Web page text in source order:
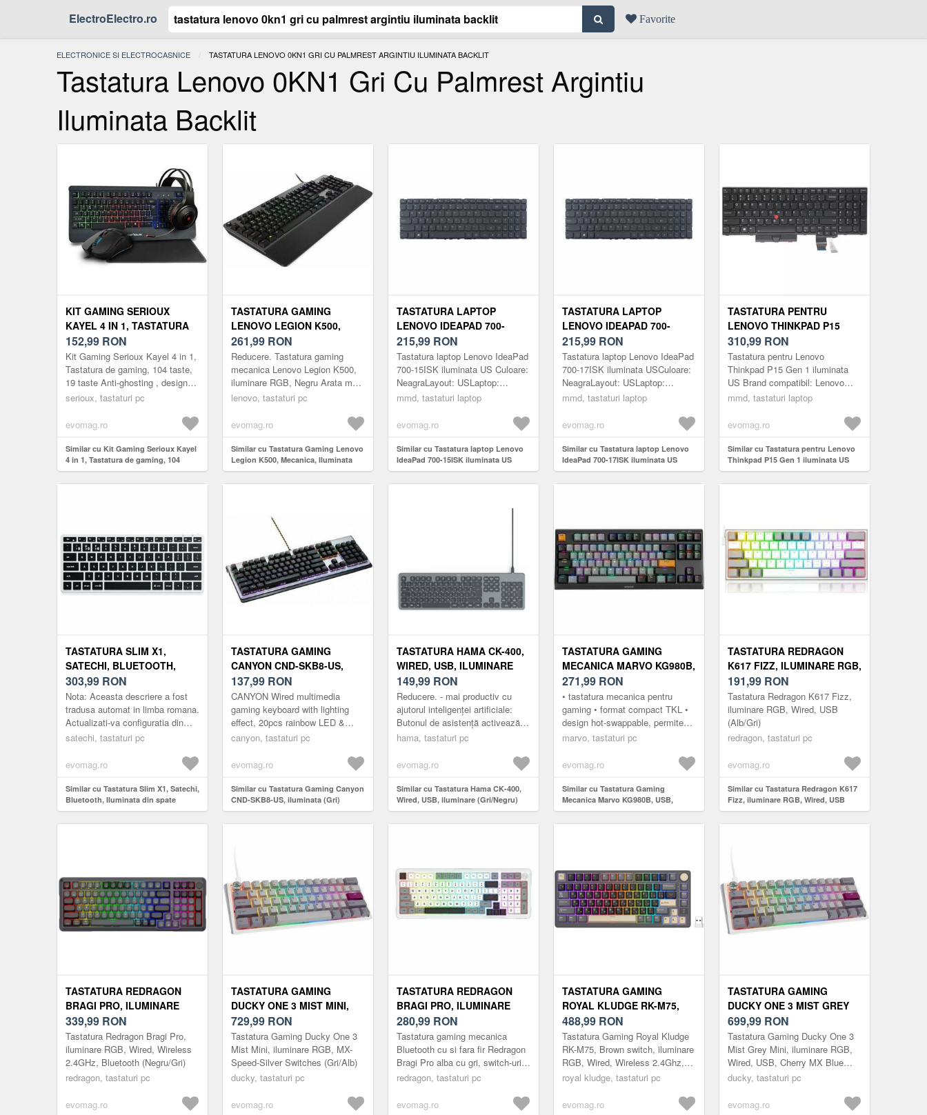
ElectroElectro.ro Favorite
ELECTRONICE SI ELECTROCASNICE ACTUAL:
TASTATURA LENOVO 0KN1 GRI CU PALMREST ARGINTIU ILUMINATA BACKLIT
Tastatura Lenovo 0KN1 Gri Cu Palmrest Argintiu
Iluminata Backlit
KIT GAMING SERIOUX
KAYEL 4 IN 1, TASTATURA
DE GAMING, 104 TASTE, 19
TASTE ANTI-GHOSTING ,
DESIGN SLIM, ILUMINARE
RAINBOW, STRUCTURA
METALICA GRI, TASTE
REST, CABLU USB 1.5M
MOUSE GAMING, SENZOR
SUNPLUS 199, 800-
152,99 RON
Kit Gaming Serioux Kayel 4 in 1,
Tastatura de gaming, 104 taste,
19 taste Anti-ghosting , design
slim, iluminare rainbow, structura
serioux, tastaturi pc
evomag.ro
Similar cu Kit Gaming Serioux Kayel
4 in 1, Tastatura de gaming, 104
taste, 19 taste Anti-ghosting ,
design slim, iluminare rainbow,
TASTATURA GAMING
LENOVO LEGION K500,
MECANICA, ILUMINATA
RGB, USB (NEGRU)
261,99 RON
Reducere. Tastatura gaming
mecanica Lenovo Legion K500,
iluminare RGB, Negru Arata mai
bine. Joaca mai bine Premium si
K500 ...
lenovo, tastaturi pc
evomag.ro
Similar cu Tastatura Gaming Lenovo
Legion K500, Mecanica, Iluminata
RGB, USB (Negru)
TASTATURA LAPTOP
LENOVO IDEAPAD 700-
15ISK ILUMINATA US
215,99 RON
Tastatura laptop Lenovo IdeaPad
700-15ISK iluminata US Culoare:
NeagraLayout: USLaptop:
15.6inchGreutate: 200gCod
MMDLENOVO3611BUSNota-
mmd, tastaturi laptop
evomag.ro
Similar cu Tastatura laptop Lenovo
IdeaPad 700-15ISK iluminata US
TASTATURA LAPTOP
LENOVO IDEAPAD 700-
17ISK ILUMINATA US
215,99 RON
Tastatura laptop Lenovo IdeaPad
700-17ISK iluminata USCuloare:
NeagraLayout: USLaptop:
17.3inchGreutate: 200gCod
MMDLENOVO3611BUSNota-
mmd, tastaturi laptop
evomag.ro
Similar cu Tastatura laptop Lenovo
IdeaPad 700-17ISK iluminata US
TASTATURA PENTRU
LENOVO THINKPAD P15
GEN 1 ILUMINATA US
310,99 RON
Tastatura pentru Lenovo
Thinkpad P15 Gen 1 iluminata
US Brand compatibil: Lenovo
Layout / Limba tastatura: US
tasta...
mmd, tastaturi laptop
evomag.ro
Similar cu Tastatura pentru Lenovo
Thinkpad P15 Gen 1 iluminata US
TASTATURA SLIM X1,
SATECHI, BLUETOOTH,
ILUMINATA DIN SPATE
(ARGINTIU/NEGRU)
303,99 RON
Nota: Aceasta descriere a fost
tradusa automat in limba romana.
Actualizati-va configuratia din
mers cu tastatura retroiluminata
satechi, tastaturi pc
evomag.ro
Similar cu Tastatura Slim X1, Satechi,
Bluetooth, Iluminata din spate
(Argintiu/Negru)
TASTATURA GAMING
CANYON CND-SKB8-US,
ILUMINATA (GRI)
137,99 RON
CANYON Wired multimedia
gaming keyboard with lighting
effect, 20pcs rainbow LED &
19pcs RGB light, Numbers
layout, cab...
canyon, tastaturi pc
evomag.ro
Similar cu Tastatura Gaming Canyon
CND-SKB8-US, iluminata (Gri)
TASTATURA HAMA CK-400,
WIRED, USB, ILUMINARE
(GRI/NEGRU)
149,99 RON
Reducere. - mai productiv cu
ajutorul inteligenței artificiale:
Butonul de asistență activează
asistentul IA pentru diverse
cerc...
hama, tastaturi pc
evomag.ro
Similar cu Tastatura Hama CK-400,
Wired, USB, iluminare (Gri/Negru)
TASTATURA GAMING
MECANICA MARVO KG980B,
USB, ILUMINARE RGB
(NEGRU/GRI)
271,99 RON
• tastatura mecanica pentru
gaming • format compact TKL •
design hot-swappable, permite
personalizarea cu alte contacte
marvo, tastaturi pc
evomag.ro
Similar cu Tastatura Gaming
Mecanica Marvo KG980B, USB,
iluminare RGB (Negru/Gri)
TASTATURA REDRAGON
K617 FIZZ, ILUMINARE RGB,
WIRED, USB (ALB/GRI)
191,99 RON
Tastatura Redragon K617 Fizz,
iluminare RGB, Wired, USB
(Alb/Gri)
redragon, tastaturi pc
evomag.ro
Similar cu Tastatura Redragon K617
Fizz, iluminare RGB, Wired, USB
(Alb/Gri)
TASTATURA REDRAGON
BRAGI PRO, ILUMINARE
RGB, WIRED, WIRELESS
2.4GHZ, BLUETOOTH
(NEGRU/GRI)
339,99 RON
Tastatura Redragon Bragi Pro,
iluminare RGB, Wired, Wireless
2.4GHz, Bluetooth (Negru/Gri)
redragon, tastaturi pc
evomag.ro
TASTATURA GAMING
DUCKY ONE 3 MIST MINI,
ILUMINARE RGB, MX-
SPEED-SILVER SWITCHES
(GRI/ALB)
729,99 RON
Tastatura Gaming Ducky One 3
Mist Mini, iluminare RGB, MX-
Speed-Silver Switches (Gri/Alb)
ducky, tastaturi pc
evomag.ro
TASTATURA REDRAGON
BRAGI PRO, ILUMINARE
RGB, SWITCH-URI LINIARE
REDRAGON, WIRED,
WIRELESS 2.4GHZ,
BLUETOOTH (ALB/GRI)
280,99 RON
Tastatura gaming mecanica
Bluetooth cu si fara fir Redragon
Bragi Pro alba cu gri, switch-uri
liniare Redragon gri, keycaps-uri
redragon, tastaturi pc
evomag.ro
TASTATURA GAMING
ROYAL KLUDGE RK-M75,
BROWN SWITCH,
ILUMINARE RGB, WIRED,
WIRELESS 2.4GHZ,
BLUETOOTH (GRI/NEGRU)
488,99 RON
Tastatura Gaming Royal Kludge
RK-M75, Brown switch, iluminare
RGB, Wired, Wireless 2.4Ghz,
Bluetooth (Gri/Negru)
royal kludge, tastaturi pc
evomag.ro
TASTATURA GAMING
DUCKY ONE 3 MIST GREY
MINI, ILUMINARE RGB,
WIRED, USB, CHERRY MX
BLUE (GRI/ALB)
699,99 RON
Tastatura Gaming Ducky One 3
Mist Grey Mini, iluminare RGB,
Wired, USB, Cherry MX Blue
(Gri/Alb)
ducky, tastaturi pc
evomag.ro